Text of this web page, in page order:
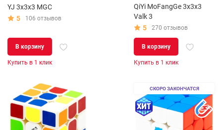
YJ 3x3x3 MGC
5
106 отзывов
В корзину
Купить в 1 клик
QiYi MoFangGe 3x3x3
Valk 3
5
270 отзывов
В корзину
Купить в 1 клик
СКОРО ЗАКОНЧАТСЯ